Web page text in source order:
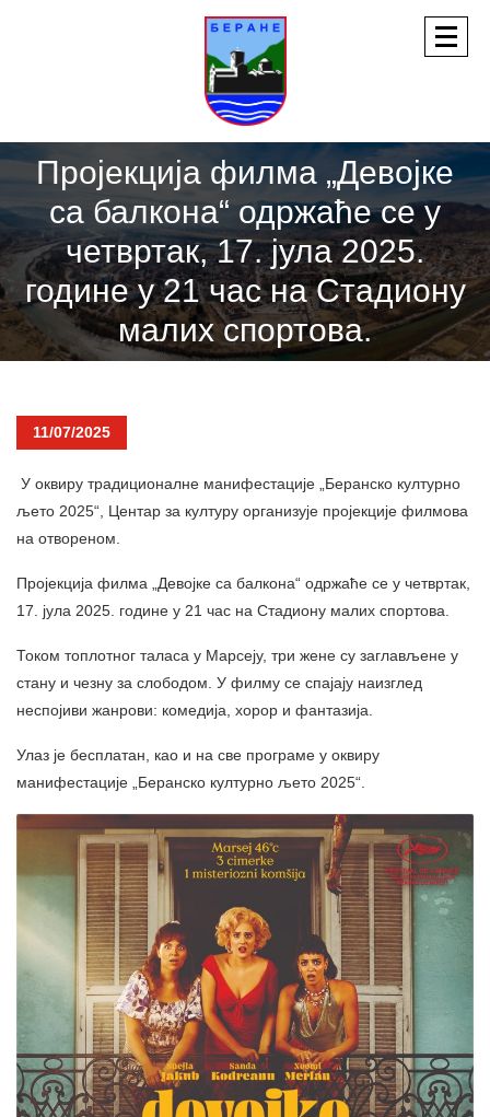
Пројекција филма „Девојке
са балкона“ одржаће се у
четвртак, 17. јула 2025.
године у 21 час на Стадиону
малих спортова.
11/07/2025
У оквиру традиционалне манифестације „Беранско културно
љето 2025“, Центар за културу организује пројекције филмова
на отвореном.
Пројекција филма „Девојке са балкона“ одржаће се у четвртак,
17. јула 2025. године у 21 час на Стадиону малих спортова.
Током топлотног таласа у Марсеју, три жене су заглављене у
стану и чезну за слободом. У филму се спајају наизглед
неспојиви жанрови: комедија, хорор и фантазија.
Улаз је бесплатан, као и на све програме у оквиру
манифестације „Беранско културно љето 2025“.